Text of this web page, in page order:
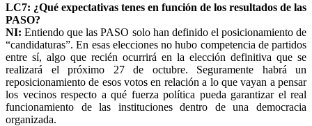
LC7: ¿Qué expectativas tenes en función de los resultados de las
PASO?
NI: Entiendo que las PASO solo han definido el posicionamiento de
“candidaturas”. En esas elecciones no hubo competencia de partidos
entre sí, algo que recién ocurrirá en la elección definitiva que se
realizará el próximo 27 de octubre. Seguramente habrá un
reposicionamiento de esos votos en relación a lo que vayan a pensar
los vecinos respecto a qué fuerza política pueda garantizar el real
funcionamiento de las instituciones dentro de una democracia
organizada.